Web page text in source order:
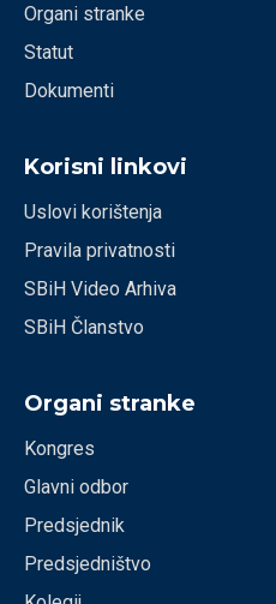
Organi stranke
Statut
Dokumenti
Korisni linkovi
Uslovi korištenja
Pravila privatnosti
SBiH Video Arhiva
SBiH Članstvo
Organi stranke
Kongres
Glavni odbor
Predsjednik
Predsjedništvo